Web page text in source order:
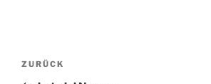
Beitragsnavigation
Vorheriger
ZURÜCK